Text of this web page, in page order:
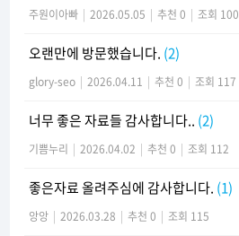
주원이아빠 | 2026.05.05 | 추천 0 | 조회 100
오랜만에 방문했습니다. (2)
glory-seo | 2026.04.11 | 추천 0 | 조회 117
너무 좋은 자료들 감사합니다.. (2)
기쁨누리 | 2026.04.02 | 추천 0 | 조회 112
좋은자료 올려주심에 감사합니다. (1)
앙앙 | 2026.03.28 | 추천 0 | 조회 115